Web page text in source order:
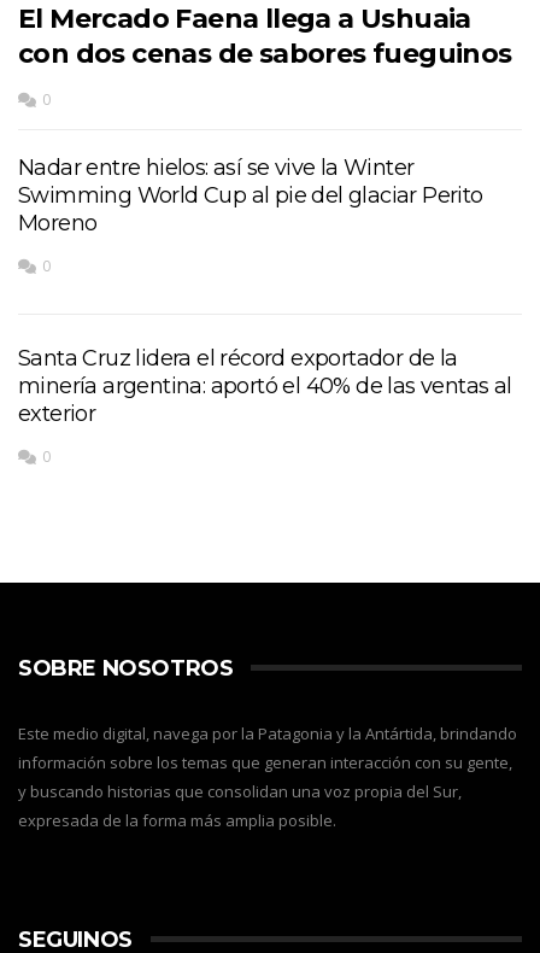
El Mercado Faena llega a Ushuaia
con dos cenas de sabores fueguinos
0
Nadar entre hielos: así se vive la Winter
Swimming World Cup al pie del glaciar Perito
Moreno
0
Santa Cruz lidera el récord exportador de la
minería argentina: aportó el 40% de las ventas al
exterior
0
SOBRE NOSOTROS
Este medio digital, navega por la Patagonia y la Antártida, brindando
información sobre los temas que generan interacción con su gente,
y buscando historias que consolidan una voz propia del Sur,
expresada de la forma más amplia posible.
SEGUINOS